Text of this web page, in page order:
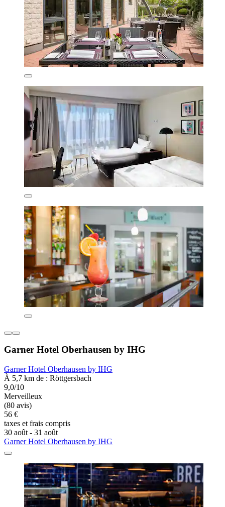
Garner Hotel Oberhausen by IHG
Garner Hotel Oberhausen by IHG
À 5,7 km de : Röttgersbach
9,0/10
Merveilleux
(80 avis)
56 €
taxes et frais compris
30 août - 31 août
Garner Hotel Oberhausen by IHG